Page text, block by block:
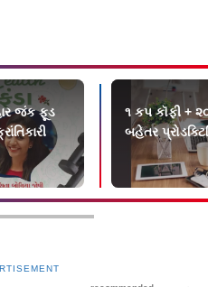
જંક ફૂડ
૧ કપ કૉફી + ૨૦
બહેતર